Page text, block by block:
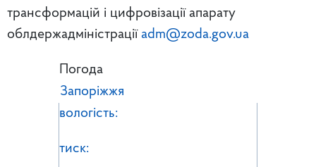
трансформацій і цифровізації апарату
облдержадміністрації adm@zoda.gov.ua
Погода
Запоріжжя
вологість:
тиск: